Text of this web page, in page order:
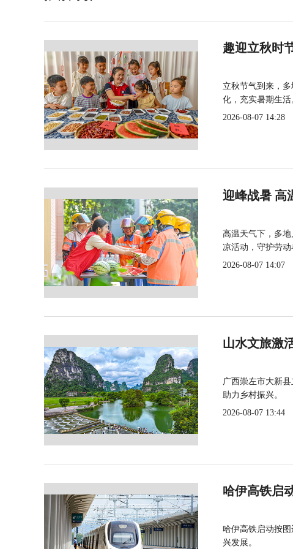
趣迎立秋时
立秋节气到来，
化，充实暑期生活
2026-08-07 14:28
迎峰战暑 高
高温天气下，多
凉活动，守护劳动
2026-08-07 14:07
山水文旅激
广西崇左市大新
助力乡村振兴。
2026-08-07 13:44
哈伊高铁启
哈伊高铁启动按
兴发展。